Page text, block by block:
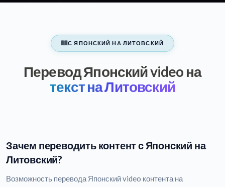
С ЯПОНСКИЙ НА ЛИТОВСКИЙ
Перевод Японский video на
текст на Литовский
Зачем переводить контент с Японский на
Литовский?
Возможность перевода Японский video контента на